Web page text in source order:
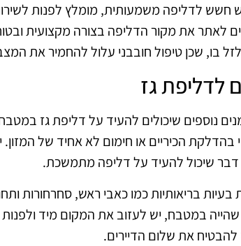
חשש לדליפה משמעותית, מומלץ לפנות
לאתר את מקור הדליפה בצורה מקצועית
בו, שכן טיפול חובבני עלול להחמיר את
לדליפת גז
נוספים שיכולים להעיד על דליפת גז
הכיריים או חימום לא אחיד של
דבר שיכול להעיד על דליפה מתמשכת.
בעיות בריאותיות כמו כאבי ראש, סחרחורות
במטבח, יש לעזוב את המקום מיד
להבטיח את שלום הדיירים.